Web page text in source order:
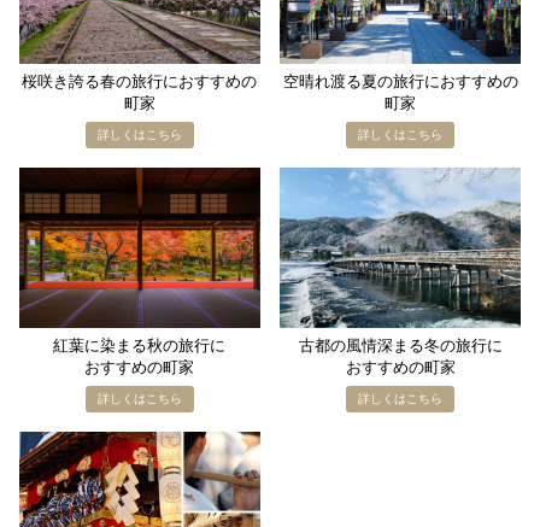
桜咲き誇る​春の​旅行に​おすすめの​
町家
空​晴れ渡る​夏の​旅行に​おすすめの​
町家
紅葉に​染まる​秋の​旅行に​
おすすめの​町家
古都の​風情深まる​冬の​旅行に​
おすすめの​町家